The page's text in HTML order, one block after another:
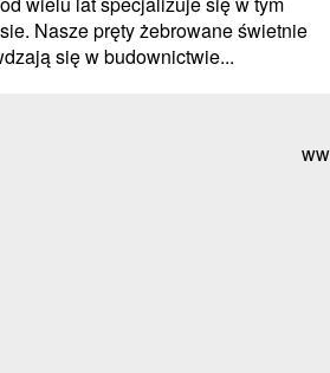
Nasze pręty żebrowane świetnie
się w budownictwie...